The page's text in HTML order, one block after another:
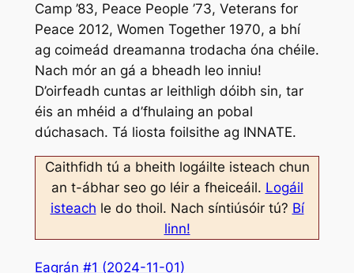
Camp ’83, Peace People ’73, Veterans for
Peace 2012, Women Together 1970, a bhí
ag coimeád dreamanna trodacha óna chéile.
Nach mór an gá a bheadh leo inniu!
D’oirfeadh cuntas ar leithligh dóibh sin, tar
éis an mhéid a d’fhulaing an pobal
dúchasach. Tá liosta foilsithe ag INNATE.
Caithfidh tú a bheith logáilte isteach chun
an t-ábhar seo go léir a fheiceáil. Logáil
isteach le do thoil. Nach síntiúsóir tú? Bí
linn!
Eagrán #1 (2024-11-01)